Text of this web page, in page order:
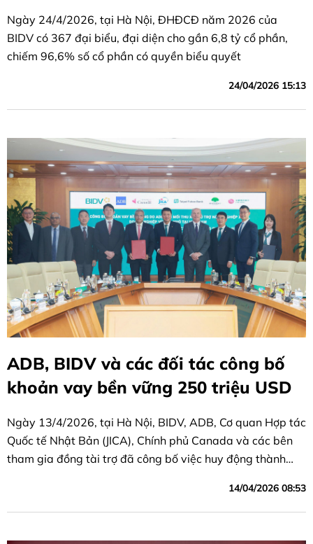
Ngày 24/4/2026, tại Hà Nội, ĐHĐCĐ năm 2026 của
BIDV có 367 đại biểu, đại diện cho gần 6,8 tỷ cổ phần,
chiếm 96,6% số cổ phần có quyền biểu quyết
24/04/2026 15:13
ADB, BIDV và các đối tác công bố
khoản vay bền vững 250 triệu USD
Ngày 13/4/2026, tại Hà Nội, BIDV, ADB, Cơ quan Hợp tác
Quốc tế Nhật Bản (JICA), Chính phủ Canada và các bên
tham gia đồng tài trợ đã công bố việc huy động thành
14/04/2026 08:53